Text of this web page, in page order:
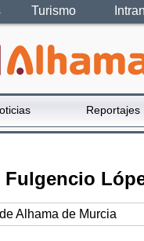
Turismo
Reportajes
Alhama de Murcia